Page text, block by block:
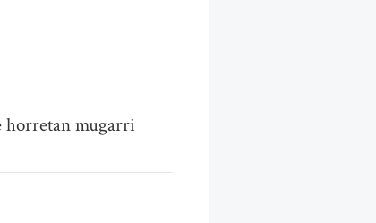
horretan mugarri